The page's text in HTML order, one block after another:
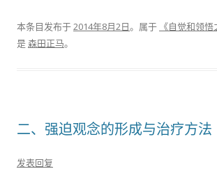
本条目发布于2014年8月2日。属于 《自觉和领悟
是森田正马。
二、强迫观念的形成与治疗方法
发表回复